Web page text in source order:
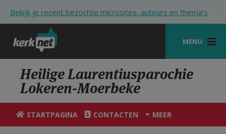
Bekijk je recent bezochte microsites, auteurs en thema's
MENU
STARTPAGINA
KERK
VIERINGEN
Heilige Laurentiusparochie
Lokeren-Moerbeke
STARTPAGINA CONTACTEN MEER